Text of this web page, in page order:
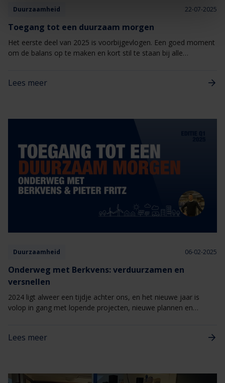
Duurzaamheid 22-07-2025
Toegang tot een duurzaam morgen
Het eerste deel van 2025 is voorbijgevlogen. Een goed moment
om de balans op te maken en kort stil te staan bij alle
Lees meer
Duurzaamheid 06-02-2025
Onderweg met Berkvens: verduurzamen en
versnellen
2024 ligt alweer een tijdje achter ons, en het nieuwe jaar is
volop in gang met lopende projecten, nieuwe plannen en
2025.
Lees meer